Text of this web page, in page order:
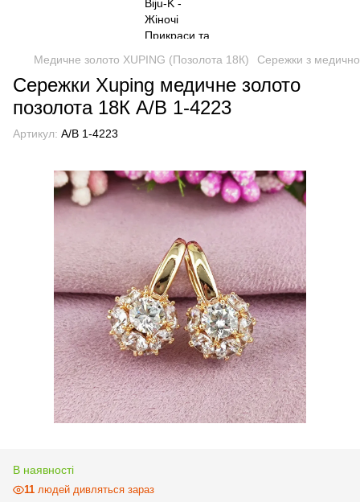
Медичне золото XUPING (Позолота 18К) Сережки з
Сережки Xuping медичне золото
позолота 18К А/В 1-4223
Артикул: А/В 1-4223
В наявності
11 людей дивляться зараз